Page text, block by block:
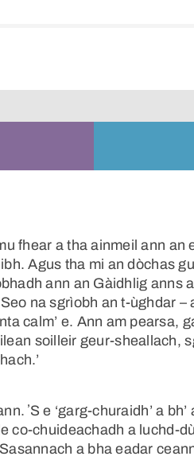
fhear a tha ainmeil ann an
Agus tha mi an dòchas
ann an Gàidhlig anns
na sgrìobh an t-ùghdar
calm’ e. Ann am pearsa,
soilleir geur-sheallach,
ʼS e ‘garg-churaidh’ a
co-chuideachadh a luchd-
a bha eadar